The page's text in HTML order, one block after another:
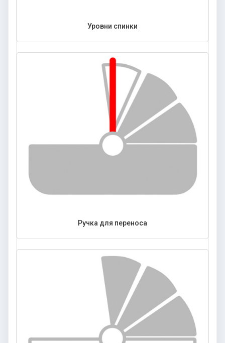
Уровни спинки
Ручка для переноса